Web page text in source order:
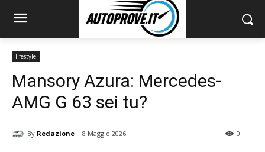
lifestyle
Mansory Azura: Mercedes-
AMG G 63 sei tu?
By Redazione 8 Maggio 2026 0